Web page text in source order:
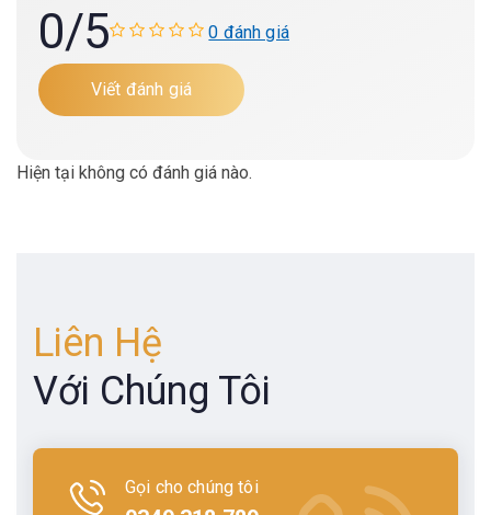
0/5 0 đánh giá
Viết đánh giá
Hiện tại không có đánh giá nào.
Liên Hệ
Với Chúng Tôi
Gọi cho chúng tôi